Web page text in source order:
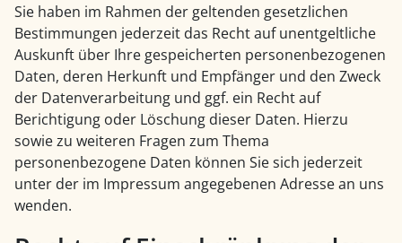
Sie haben im Rahmen der geltenden gesetzlichen
Bestimmungen jederzeit das Recht auf unentgeltliche
Auskunft über Ihre gespeicherten personenbezogenen
Daten, deren Herkunft und Empfänger und den Zweck
der Datenverarbeitung und ggf. ein Recht auf
Berichtigung oder Löschung dieser Daten. Hierzu
sowie zu weiteren Fragen zum Thema
personenbezogene Daten können Sie sich jederzeit
unter der im Impressum angegebenen Adresse an uns
wenden.